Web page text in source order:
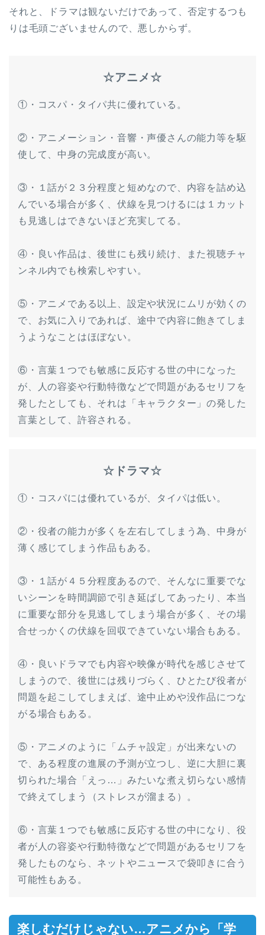
それと、ドラマは観ないだけであって、否定するつも
りは毛頭ございませんので、悪しからず。
☆アニメ☆
①・コスパ・タイパ共に優れている。
②・アニメーション・音響・声優さんの能力等を駆
使して、中身の完成度が高い。
③・１話が２３分程度と短めなので、内容を詰め込
んでいる場合が多く、伏線を見つけるには１カット
も見逃しはできないほど充実してる。
④・良い作品は、後世にも残り続け、また視聴チャ
ンネル内でも検索しやすい。
⑤・アニメである以上、設定や状況にムリが効くの
で、お気に入りであれば、途中で内容に飽きてしま
うようなことはほぼない。
⑥・言葉１つでも敏感に反応する世の中になった
が、人の容姿や行動特徴などで問題があるセリフを
発したとしても、それは「キャラクター」の発した
言葉として、許容される。
☆ドラマ☆
①・コスパには優れているが、タイパは低い。
②・役者の能力が多くを左右してしまう為、中身が
薄く感じてしまう作品もある。
③・１話が４５分程度あるので、そんなに重要でな
いシーンを時間調節で引き延ばしてあったり、本当
に重要な部分を見逃してしまう場合が多く、その場
合せっかくの伏線を回収できていない場合もある。
④・良いドラマでも内容や映像が時代を感じさせて
しまうので、後世には残りづらく、ひとたび役者が
問題を起こしてしまえば、途中止めや没作品につな
がる場合もある。
⑤・アニメのように「ムチャ設定」が出来ないの
で、ある程度の進展の予測が立つし、逆に大胆に裏
切られた場合「えっ…」みたいな煮え切らない感情
で終えてしまう（ストレスが溜まる）。
⑥・言葉１つでも敏感に反応する世の中になり、役
者が人の容姿や行動特徴などで問題があるセリフを
発したものなら、ネットやニュースで袋叩きに合う
可能性もある。
楽しむだけじゃない…アニメから「学